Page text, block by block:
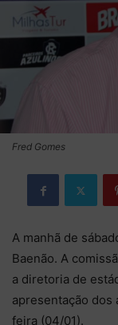
Fred Gomes
A manhã de
Baenão. A
a diretoria de
apresentação dos
feira (04/01).